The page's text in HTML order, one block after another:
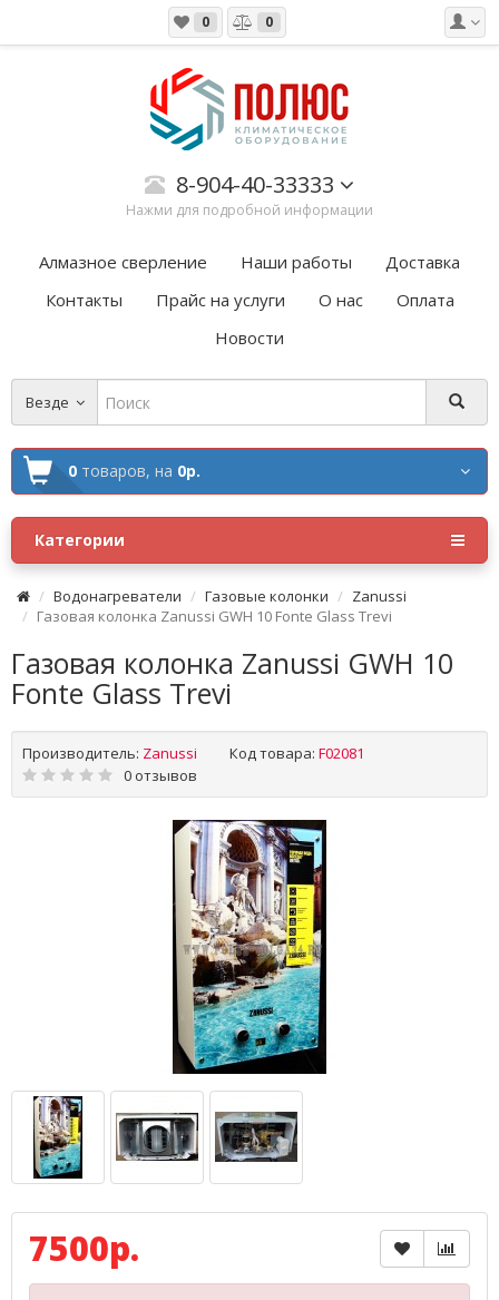
0 0
8-904-40-33333
Нажми для подробной информации
Алмазное сверление Наши работы
Доставка
Контакты
Прайс на услуги О нас
Оплата
Новости
Везде
0 товаров, на 0р.
Категории
Водонагреватели Газовые колонки
Zanussi
Газовая колонка Zanussi GWH 10 Fonte Glass Trevi
Газовая колонка Zanussi GWH 10
Fonte Glass Trevi
Производитель: Zanussi Код товара: F02081
0 отзывов
7500р.